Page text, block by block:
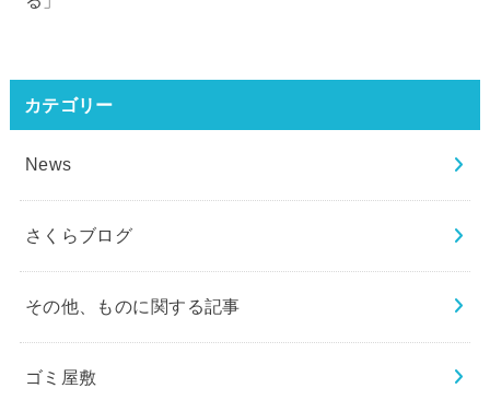
カテゴリー
News
さくらブログ
その他、ものに関する記事
ゴミ屋敷